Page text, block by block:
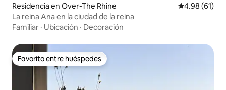
Residencia en Over-The Rhine Calificación
4.98 (61)
La reina Ana en la ciudad de la reina
Familiar · Ubicación · Decoración
Favorito entre huéspedes
Favorito entre huéspedes